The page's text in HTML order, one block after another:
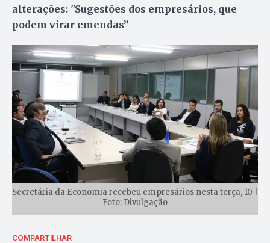
alterações: "Sugestões dos empresários, que
podem virar emendas”
Secretária da Economia recebeu empresários nesta terça, 10 |
Foto: Divulgação
COMPARTILHAR